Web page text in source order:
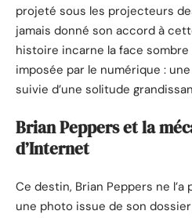
projeté sous les projecteurs
jamais donné son accord à
histoire incarne la face
imposée par le numérique :
suivie d’une solitude
Brian Peppers et la
d’Internet
Ce destin, Brian Peppers ne l’a
une photo issue de son